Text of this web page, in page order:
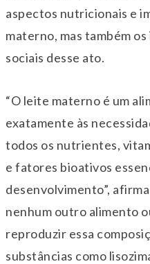
aspectos nutricionais e
materno, mas também
sociais desse ato.
“O leite materno é um
exatamente às
todos os nutrientes,
e fatores bioativos
desenvolvimento”,
nenhum outro alimento
reproduzir essa
substâncias como